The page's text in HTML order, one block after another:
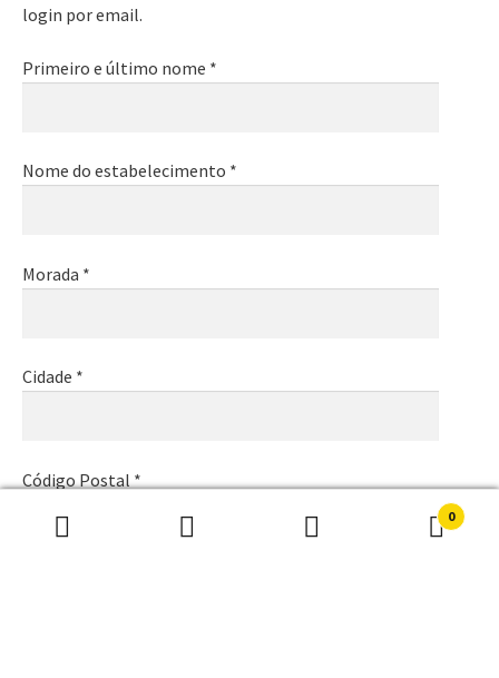
Pesquisar
Pesquisa
0
login por email.
Primeiro e último nome *
Nome do estabelecimento *
Morada *
Cidade *
Código Postal *